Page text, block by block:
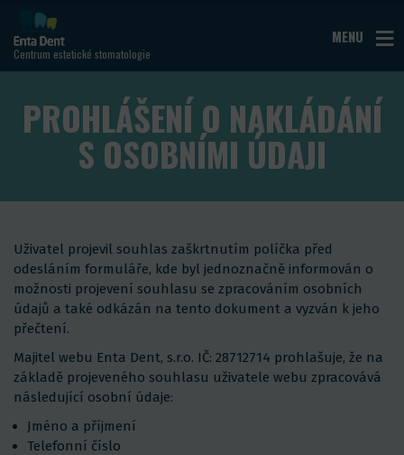
Centrum estetické stomatologie
MENU
PROHLÁŠENÍ O NAKLÁDÁNÍ
S OSOBNÍMI ÚDAJI
Uživatel projevil souhlas zaškrtnutím políčka před
odesláním formuláře, kde byl jednoznačně informován o
možnosti projevení souhlasu se zpracováním osobních
údajů a také odkázán na tento dokument a vyzván k jeho
přečtení.
Majitel webu Enta Dent, s.r.o. IČ: 28712714 prohlašuje, že na
základě projeveného souhlasu uživatele webu zpracovává
následující osobní údaje:
Jméno a příjmení
Telefonní číslo